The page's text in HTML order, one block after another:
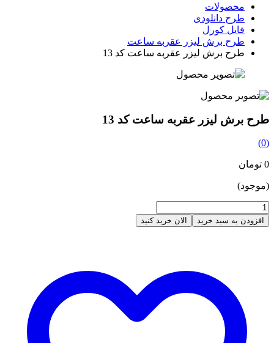
محصولات
طرح دانلودی
فایل کورل
طرح برش لیزر عقربه ساعت
طرح برش لیزر عقربه ساعت کد 13
طرح برش لیزر عقربه ساعت کد 13
(0)
0 تومان
(موجود)
افزودن به سبد خرید الان خرید کنید